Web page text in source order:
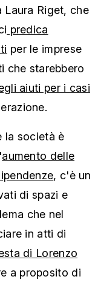
Riget, che
predica
per le imprese
che starebbero
aiuti per i casi
la società è
aumento delle
, c'è un
di spazi e
che nel
in atti di
di Lorenzo
a proposito di